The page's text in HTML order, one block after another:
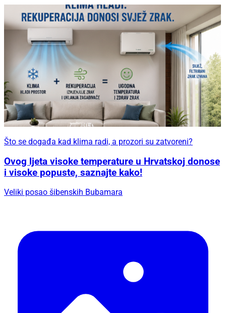
Što se događa kad klima radi, a prozori su zatvoreni?
Ovog ljeta visoke temperature u Hrvatskoj donose
i visoke popuste, saznajte kako!
Veliki posao šibenskih Bubamara